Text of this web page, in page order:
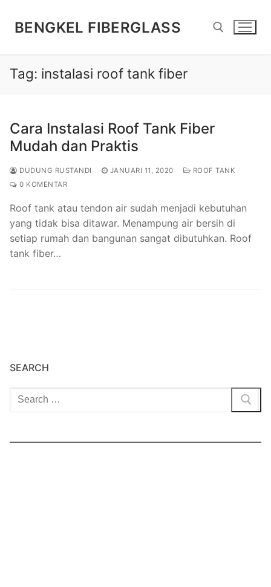
BENGKEL FIBERGLASS
Cari:
Tag: instalasi roof tank fiber
Cara Instalasi Roof Tank Fiber
Mudah dan Praktis
DUDUNG RUSTANDI JANUARI 11, 2020
ROOF TANK
0 KOMENTAR
Roof tank atau tendon air sudah menjadi kebutuhan
yang tidak bisa ditawar. Menampung air bersih di
setiap rumah dan bangunan sangat dibutuhkan. Roof
tank fiber…
SEARCH
Cari: